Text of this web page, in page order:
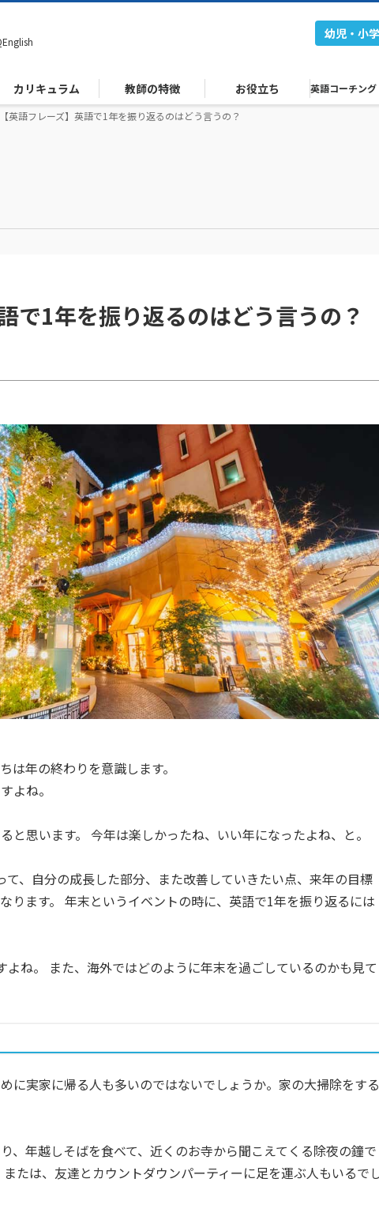
幼児・小
カリキュラム 教師の特徴 お役立ち 英語コーチング
【英語フレーズ】英語で1年を振り返るのはどう言うの？
で1年を振り返るのはどう言うの？
は年の終わりを意識します。
よね。
と思います。 今年は楽しかったね、いい年になったよね、と。
て、自分の成長した部分、また改善していきたい点、来年の目標
ります。 年末というイベントの時に、英語で1年を振り返るには
よね。 また、海外ではどのように年末を過ごしているのかも見て
に実家に帰る人も多いのではないでしょうか。家の大掃除をする
、年越しそばを食べて、近くのお寺から聞こえてくる除夜の鐘で
たは、友達とカウントダウンパーティーに足を運ぶ人もいるで